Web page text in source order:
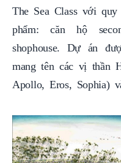
The Sea Class với
phẩm: căn hộ
shophouse. Dự án
mang tên các vị thần
Apollo, Eros, Sophia)